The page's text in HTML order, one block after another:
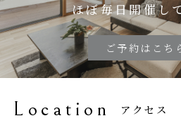
ほぼ毎日開催し
ご予約はこち
Location アクセス